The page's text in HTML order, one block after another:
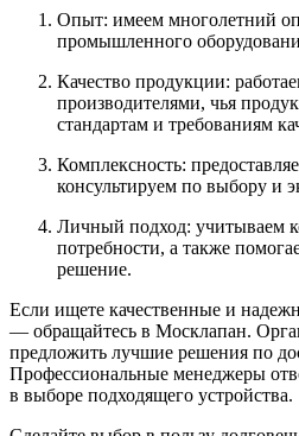
Опыт: имеем многолетний
промышленного
Качество продукции:
производителями, чья
стандартам и требованиям
Комплексность:
консультируем по выбору и
Личный подход: учитываем
потребности, а также
решение.
Если ищете качественные и
— обращайтесь в Москлапан.
предложить лучшие решения по
Профессиональные менеджеры
в выборе подходящего устройства.